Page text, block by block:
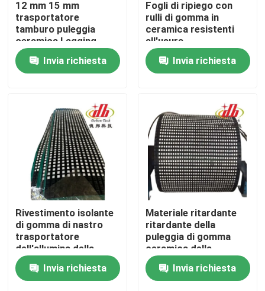
Prodotti
Video
Chi siamo
Fatory Tour
Controllo di qualità
12 mm 15 mm
trasportatore
tamburo puleggia
ceramica Lagging
Invia richiesta
Fogli di ripiego con
rulli di gomma in
ceramica resistenti
all'usura
Invia richiesta
Rivestimento isolante
di gomma di nastro
trasportatore
dell'allumina della
puleggia di
rivestimento isolante
della puleggia
Invia richiesta
Materiale ritardante
ritardante della
puleggia di gomma
ceramica della
puleggia del tamburo
dell'azionamento del
nastro trasportatore
Invia richiesta